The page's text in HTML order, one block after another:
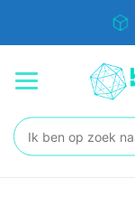
Zoeken: